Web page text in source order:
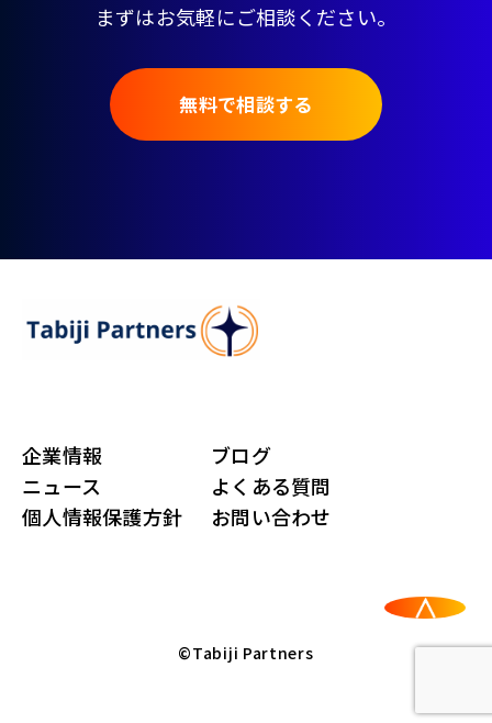
まずはお気軽にご相談ください。
無料で相談する
企業情報
ブログ
ニュース
よくある質問
個人情報保護方針
お問い合わせ
©Tabiji Partners